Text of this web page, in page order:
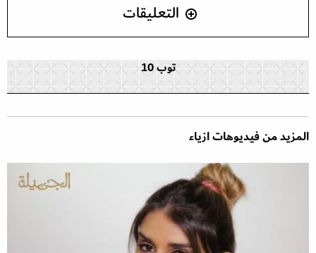
التعليقات
توب 10
المزيد من فيديوهات ازياء